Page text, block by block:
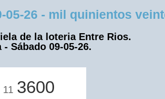
26 - mil quinientos
de la loteria Entre Rios.
Sábado 09-05-26.
11 3600